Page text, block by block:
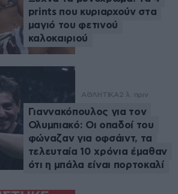
prints που κυριαρχούν στα
μαγιό του φετινού
καλοκαιριού
ΑΘΛΗΤΙΚΑ 2 λ. πριν
Γιαννακόπουλος για τον
Ολυμπιακό: Οι οπαδοί του
φώναζαν για οφσάιντ, τα
τελευταία 10 χρόνια έμαθαν
ότι η μπάλα είναι πορτοκαλί